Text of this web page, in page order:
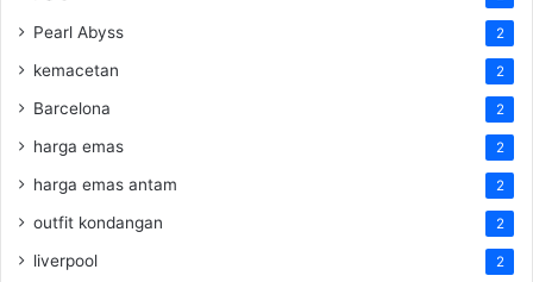
Pearl Abyss 2
kemacetan 2
Barcelona 2
harga emas 2
harga emas antam 2
outfit kondangan 2
liverpool 2